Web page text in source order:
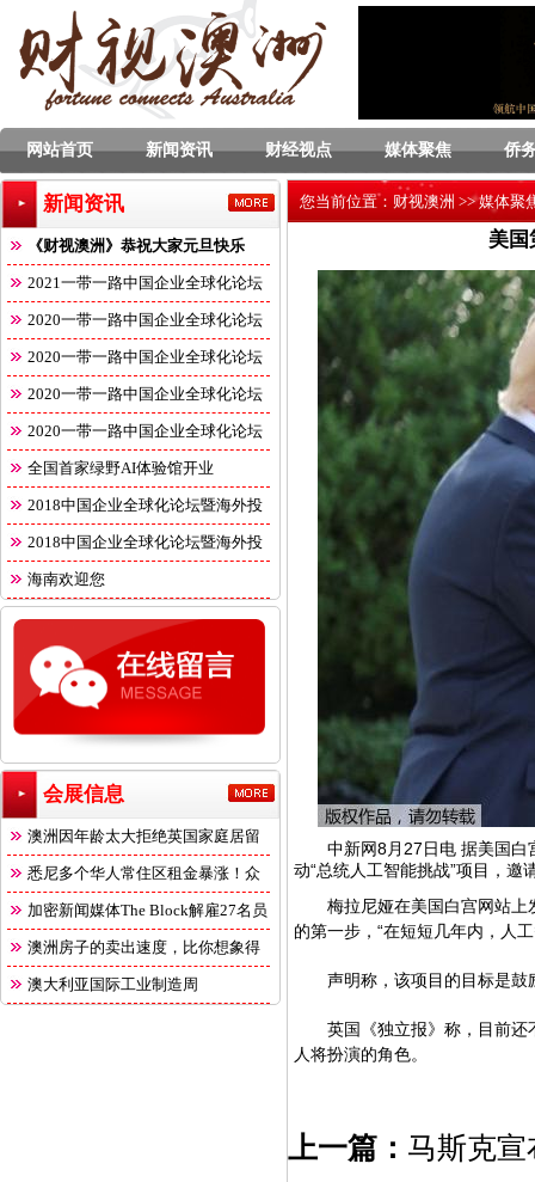
网站首页 新闻资讯 财经视点 媒体聚焦 侨
新闻资讯
《财视澳洲》恭祝大家元旦快乐
2021一带一路中国企业全球化论坛
2020一带一路中国企业全球化论坛
2020一带一路中国企业全球化论坛
2020一带一路中国企业全球化论坛
2020一带一路中国企业全球化论坛
全国首家绿野AI体验馆开业
2018中国企业全球化论坛暨海外投
2018中国企业全球化论坛暨海外投
海南欢迎您
会展信息
澳洲因年龄太大拒绝英国家庭居留
悉尼多个华人常住区租金暴涨！众
多 加密新闻媒体The Block解雇27名员
澳洲房子的卖出速度，比你想象得
快 澳大利亚国际工业制造周
您当前位置： 财视澳洲 >>媒体聚
美国
中新网8月27日电 据美国白
动“总统人工智能挑战”项目，
梅拉尼娅在美国白宫网站上发
的第一步，“在短短几年内，人
声明称，该项目的目标是鼓
英国《独立报》称，目前还不
人将扮演的角色。
上一篇： 马斯克宣